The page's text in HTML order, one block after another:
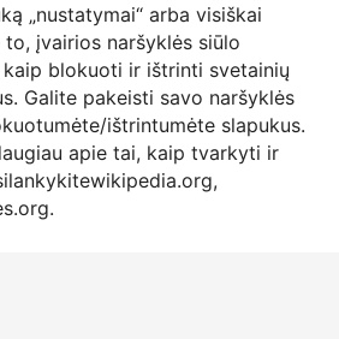
„nustatymai“ arba visiškai
įvairios naršyklės siūlo
blokuoti ir ištrinti svetainių
Galite pakeisti savo naršyklės
ištrintumėte slapukus.
apie tai, kaip tvarkyti ir